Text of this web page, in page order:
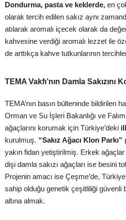
Dondurma, pasta ve keklerde, en
olarak tercih edilen sakız aynı
atılarak aromalı içecek olarak da
kahvesine verdiği aromalı lezzet ile
de arttıkça kahve tutkunlarının
TEMA Vakfı’nın Damla Sakızını
TEMA’nın basın bülteninde bildirilen
Orman ve Su İşleri Bakanlığı ve
ağaçlarını korumak için Türkiye’deki
kurulmuş. “Sakız Ağacı Klon Parkı”
yakın fidan yetiştirilmiş. Erkek
dişi damla sakızı ağaçları ise besini
Projenin amacı ise Çeşme’de,
sahip olduğu genetik çeşitliliği güvenli
altına almak.